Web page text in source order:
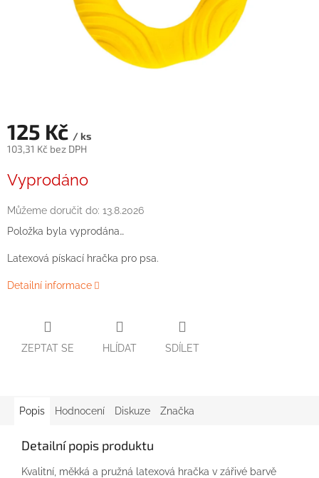
125 Kč / ks
103,31 Kč bez DPH
cena:
Vyprodáno
Můžeme doručit do: 13.8.2026
Položka byla vyprodána…
Latexová pískací hračka pro psa.
Detailní informace
ZEPTAT SE HLÍDAT SDÍLET
Popis Hodnocení Diskuze Značka
Detailní popis produktu
Kvalitní , měkká a pružná latexová hračka v zářivé barvě